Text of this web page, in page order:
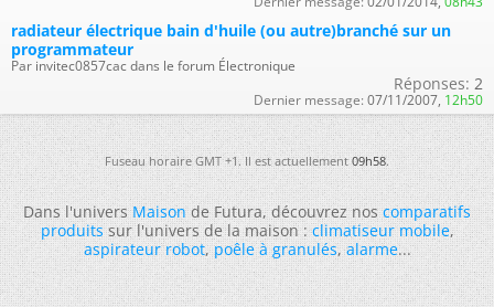
radiateur électrique bain d'huile (ou autre)branché sur un
programmateur
Par invitec0857cac dans le forum Électronique
Réponses: 2
Dernier message: 07/11/2007, 12h50
Fuseau horaire GMT +1. Il est actuellement09h58.
Dans l'universMaisonde Futura, découvrez noscomparatifs
produitssur l'univers de la maison :climatiseur mobile,
aspirateur robot,poêle à granulés,alarme...